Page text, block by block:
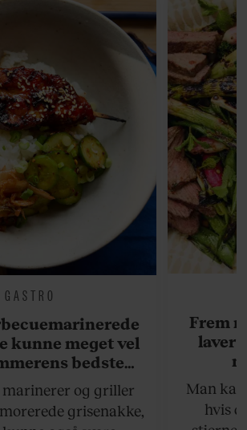
GASTRO
kunne meget vel
bedste
grillret
og griller
grisenakke,
Frem
laver
Man
hvis